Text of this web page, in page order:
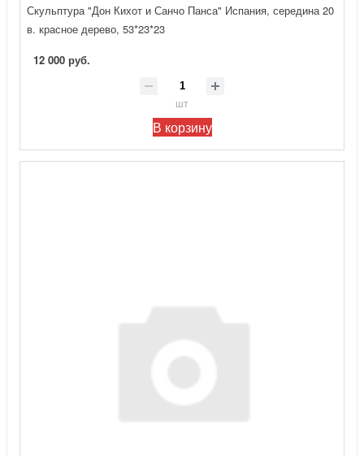
Скульптура "Дон Кихот и Санчо Панса" Испания, середина 20
в. красное дерево, 53*23*23
12 000 руб.
шт
В корзину